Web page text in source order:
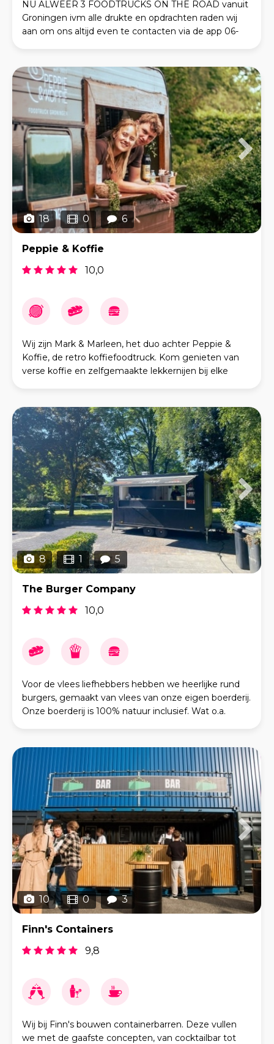
NU ALWEER 3 FOODTRUCKS ON THE ROAD vanuit
Groningen ivm alle drukte en opdrachten raden wij
aan om ons altijd even te contacten via de app 06-
18 0 6
Peppie & Koffie
10,0
Wij zijn Mark & Marleen, het duo achter Peppie &
Koffie, de retro koffiefoodtruck. Kom genieten van
verse koffie en zelfgemaakte lekkernijen bij elke
8 1 5
The Burger Company
10,0
Voor de vlees liefhebbers hebben we heerlijke rund
burgers, gemaakt van vlees van onze eigen boerderij.
Onze boerderij is 100% natuur inclusief. Wat o.a.
10 0 3
Finn's Containers
9,8
Wij bij Finn's bouwen containerbarren. Deze vullen
we met de gaafste concepten, van cocktailbar tot